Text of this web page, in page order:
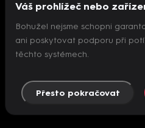
Nepodařilo se
Váš prohlížeč nebo
Bohužel nejsme schopni
ani poskytovat podporu při
těchto systémech.
Přesto pokračovat